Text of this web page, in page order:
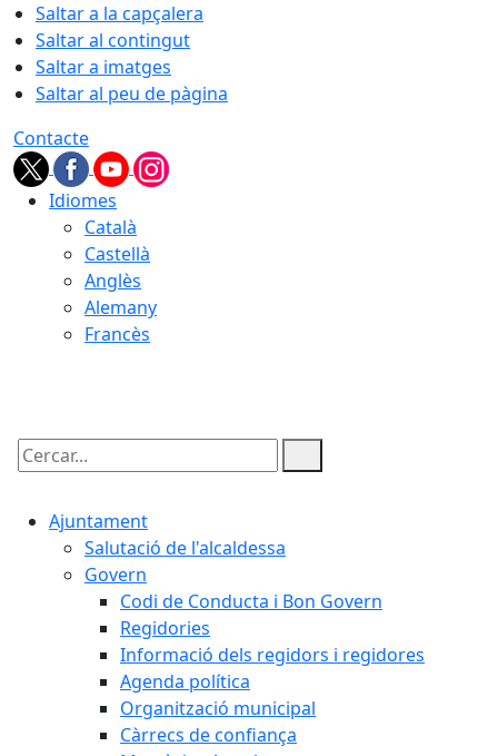
Saltar a la capçalera
Saltar al contingut
Saltar a imatges
Saltar al peu de pàgina
Contacte
Idiomes
Català
Castellà
Anglès
Alemany
Francès
Cercar:
Ajuntament
Salutació de l'alcaldessa
Govern
Codi de Conducta i Bon Govern
Regidories
Informació dels regidors i regidores
Agenda política
Organització municipal
Càrrecs de confiança